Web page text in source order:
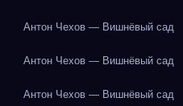
Антон Чехов — Вишнёвый сад
Антон Чехов — Вишнёвый сад
Антон Чехов — Вишнёвый сад